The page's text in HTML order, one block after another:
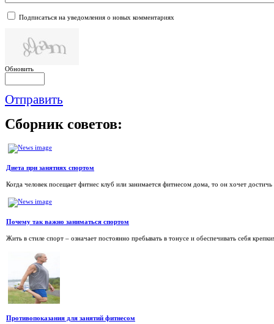
Подписаться на уведомления о новых комментариях
Обновить
Отправить
Сборник советов:
Диета при занятиях спортом
Когда человек посещает фитнес клуб или занимается фитнесом дома, то он хочет
Почему так важно заниматься спортом
Жить в стиле спорт – означает постоянно пребывать в тонусе и обеспечивать себя
Противопоказания для занятий фитнесом